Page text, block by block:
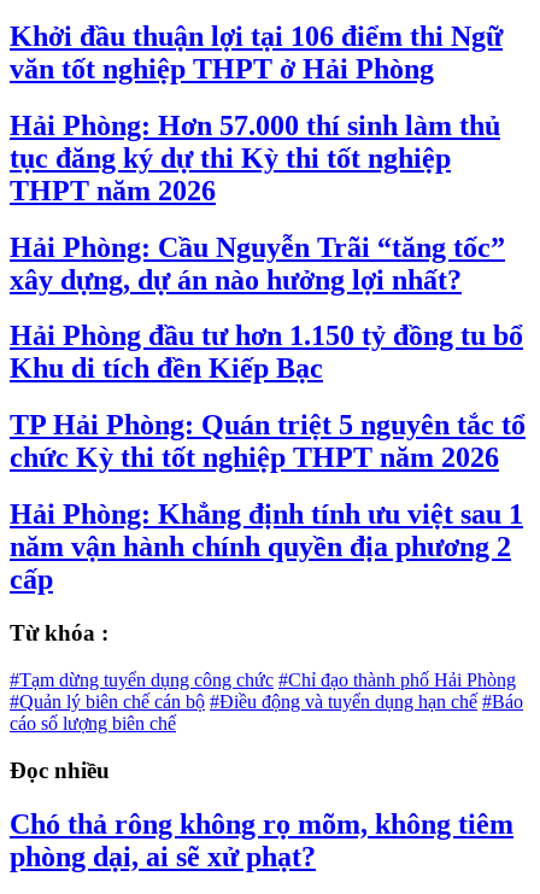
Khởi đầu thuận lợi tại 106 điểm thi Ngữ
văn tốt nghiệp THPT ở Hải Phòng
Hải Phòng: Hơn 57.000 thí sinh làm thủ
tục đăng ký dự thi Kỳ thi tốt nghiệp
THPT năm 2026
Hải Phòng: Cầu Nguyễn Trãi “tăng tốc”
xây dựng, dự án nào hưởng lợi nhất?
Hải Phòng đầu tư hơn 1.150 tỷ đồng tu bổ
Khu di tích đền Kiếp Bạc
TP Hải Phòng: Quán triệt 5 nguyên tắc tổ
chức Kỳ thi tốt nghiệp THPT năm 2026
Hải Phòng: Khẳng định tính ưu việt sau 1
năm vận hành chính quyền địa phương 2
cấp
Từ khóa :
#Tạm dừng tuyển dụng công chức #Chỉ đạo thành phố Hải Phòng
#Quản lý biên chế cán bộ #Điều động và tuyển dụng hạn chế #Báo
cáo số lượng biên chế
Đọc nhiều
Chó thả rông không rọ mõm, không tiêm
phòng dại, ai sẽ xử phạt?